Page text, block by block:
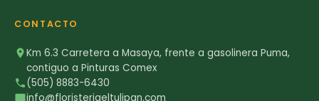
CONTACTO
Km 6.3 Carretera a Masaya, frente a gasolinera Puma,
contiguo a Pinturas Comex
(505) 8883-6430
info@floristeriaeltulipan.com